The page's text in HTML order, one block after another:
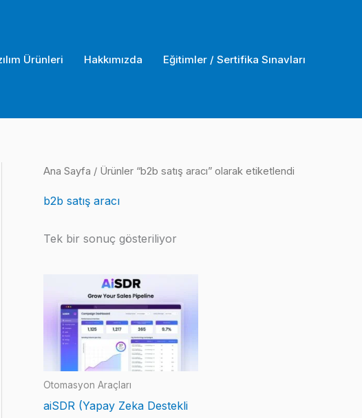
Ürünleri Hakkımızda Eğitimler / Sertifika Sınavları
Ana Sayfa / Ürünler “b2b satış aracı” olarak etiketlendi
b2b satış aracı
Tek bir sonuç gösteriliyor
Otomasyon Araçları
aiSDR (Yapay Zeka Destekli